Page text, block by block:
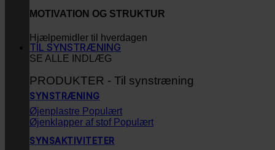
MOTIVATION OG STRUKTUR
Hjælpemidler til hverdagen
SE ALLE INDLÆG
TIL SYNSTRÆNING
PRODUKTER - Til synstræning
SYNSTRÆNING
Øjenplastre
Øjenklapper af stof
SYNSAKTIVITETER